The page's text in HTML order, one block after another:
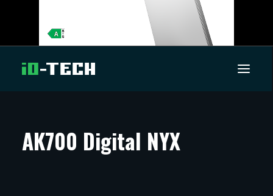
ARTIKKELIT
AK700 Digital NYX